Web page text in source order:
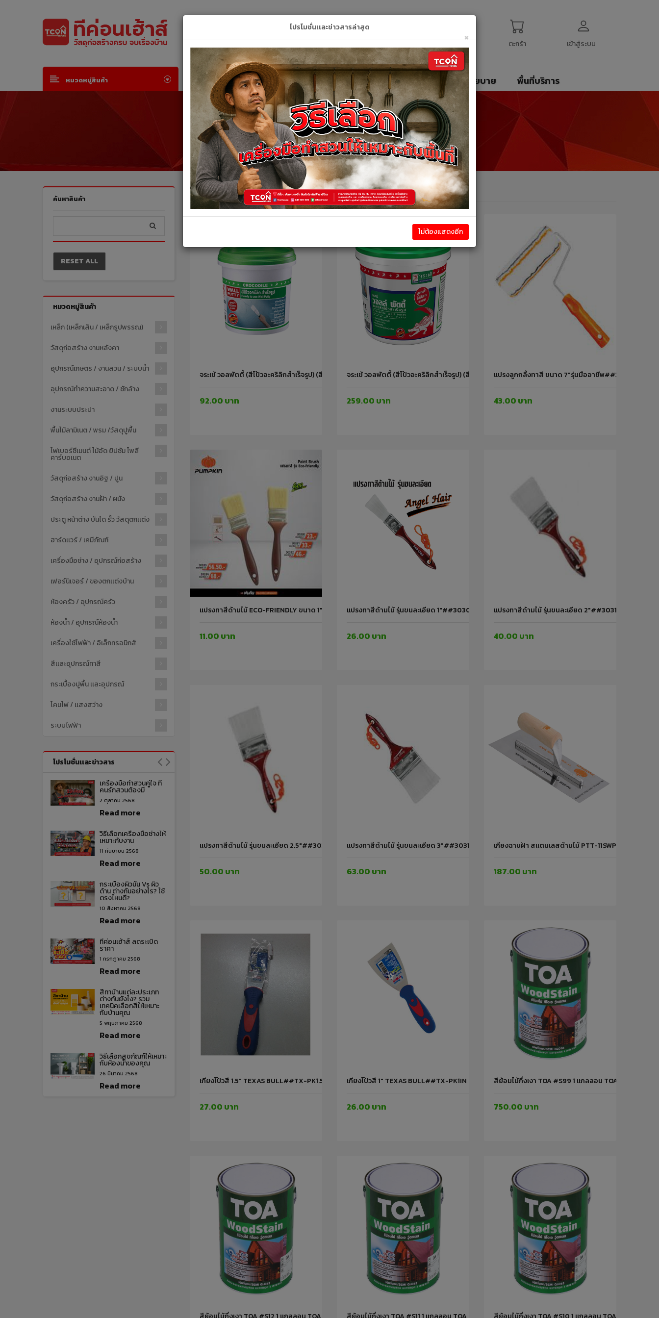
เข้าสู่ระบบ
ตะกร้า
หมวดหมู่สินค้า หน้าหลัก สินค้า คูปอง บริการของเรา ติดต่อเรา นโยบาย พื้นที่บริการ
สินค้าทั้งหมด
สินค้าทั้งหมด
ค้นหาสินค้า
RESET ALL
หมวดหมู่สินค้า
เหล็ก (เหล็กเส้น / เหล็กรูปพรรณ)
วัสดุก่อสร้าง งานหลังคา
อุปกรณ์เกษตร / งานสวน / ระบบน้ำ
อุปกรณ์ทำความสะอาด / ซักล้าง
งานระบบประปา
พื้นไม้ลามิเนต / พรม /วัสดุปูพื้น
ไฟเบอร์ซีเมนต์ ไม้อัด ยิปซัม โพลี
คาร์บอเนต
วัสดุก่อสร้าง งานอิฐ / ปูน
วัสดุก่อสร้าง งานฝ้า / ผนัง
ประตู หน้าต่าง บันได รั้ว วัสดุตกเเต่ง
ฮาร์ดเเวร์ / เคมีภัณฑ์
เครื่องมือช่าง / อุปกรณ์ก่อสร้าง
เฟอร์นิเจอร์ / ของตกเเต่งบ้าน
ห้องครัว / อุปกรณ์ครัว
ห้องน้ำ / อุปกรณ์ห้องน้ำ
เครื่องใช้ไฟฟ้า / อิเล็กทรอนิกส์
สีเเละอุปกรณ์ทาสี
กระเบื้องปูพื้น เเละอุปกรณ์
โคมไฟ / เเสงสว่าง
ระบบไฟฟ้า
โปรโมชั่นเเละข่าวสาร
เครื่องมือทำสวนคู่ใจ ที่
คนรักสวนต้องมี
2 ตุลาคม 2568
Read more
วิธีเลือกเครื่องมือช่างให้
เหมาะกับงาน
11 กันยายน 2568
Read more
กระเบื้องผิวมัน Vs ผิว
ด้าน ต่างกันอย่างไร? ใช้
ตรงไหนดี?
10 สิงหาคม 2568
Read more
ทีค่อนเฮ้าส์ ลดระเบิด
ราคา
1 กรกฎาคม 2568
Read more
สีทาบ้านแต่ละประเภท
ต่างกันยังไง? รวม
เทคนิคเลือกสีให้เหมาะ
กับบ้านคุณ
5 พฤษภาคม 2568
Read more
วิธีเลือกสุขภัณฑ์ให้เหมาะ
กับห้องน้ำของคุณ
26 มีนาคม 2568
Read more
สินค้าทั้งหมด
จระเข้ วอลพัตตี้ (สีโป้วอะคริลิกสำเร็จรูป) (สีขาว) 1.2 กก. จระเข้
92.00 บาท
จระเข้ วอลพัตตี้ (สีโป้วอะคริลิกสำเร็จรูป) (สีขาว) 5 กก. จระเข้
259.00 บาท
แปรงลูกกลิ้งทาสี ขนาด 7"รุ่นมืออาชีพ##30215
43.00 บาท
แปรงทาสีด้ามไม้ ECO-FRIENDLY ขนาด 1"#30330 PUMPKIN
11.00 บาท
แปรงทาสีด้ามไม้ รุ่นขนละเอียด 1"##30308 PUMPKIN
26.00 บาท
แปรงทาสีด้ามไม้ รุ่นขนละเอียด 2"##30310 PUMPKIN
40.00 บาท
แปรงทาสีด้ามไม้ รุ่นขนละเอียด 2.5"##30311 PUMPKIN
50.00 บาท
แปรงทาสีด้ามไม้ รุ่นขนละเอียด 3"##30312 PUMPKIN
63.00 บาท
เกียงฉาบฝ้า สแตนเลสด้ามไม้ PTT-11SWP##28104
187.00 บาท
เกียงโป้วสี 1.5" TEXAS BULL##TX-PK1.5IN PUMPKIN
27.00 บาท
เกียงโป้วสี 1" TEXAS BULL##TX-PK1IN PUMPKIN
26.00 บาท
สีย้อมไม้กึ่งเงา TOA #S99 1 แกลลอน TOA
750.00 บาท
โปรโมชั่นเเละข่าวสารล่าสุด
×
ไม่ต้องแสดงอีก